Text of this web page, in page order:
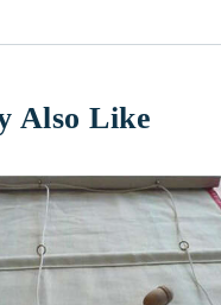
Also Like